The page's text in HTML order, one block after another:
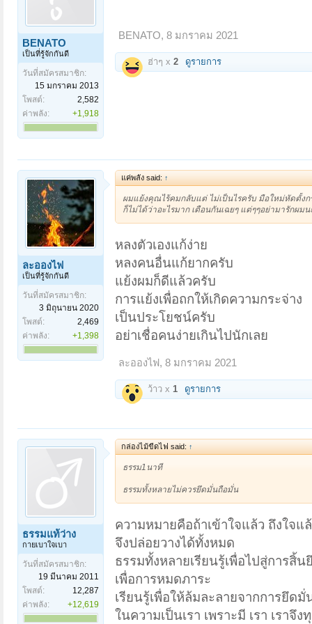
BENATO
เป็นที่รู้จักกันดี
วันที่สมัครสมาชิก:
15 มกราคม 2013
โพสต์:
2,582
ค่าพลัง:
+1,918
BENATO, 8 มกราคม 2021
ฮ่าๆ x 2 ดูรายการ
ละอองไฟ
เป็นที่รู้จักกันดี
วันที่สมัครสมาชิก:
3 มิถุนายน 2020
โพสต์:
2,469
ค่าพลัง:
+1,398
แค่พลัง said: ↑
ผมแย้งคุณไร้คมกลับแต่ ไม่เป็นไรครับ มือใหม่หัดตั้งก
ก็ไม่ได้ว่าอะไรมาก เตือนกันเฉยๆ แต่ๆๆอย่ามารักผมน
หลงตัวเองแก้ง่าย
หลงคนอื่นแก้ยากครับ
แย้งผมก็ดีแล้วครับ
การแย้งเพื่อถกให้เกิดความกระจ่าง
เป็นประโยชน์ครับ
อย่าเชื่อคนง่ายเกินไปนักเลย
ละอองไฟ, 8 มกราคม 2021
ว้าว x 1 ดูรายการ
ธรรมแท้ว่าง
กายเบาใจเบา
วันที่สมัครสมาชิก:
19 มีนาคม 2011
โพสต์:
12,287
ค่าพลัง:
+12,619
กล่องไม้ขีดไฟ said: ↑
ธรรม1นาที
ธรรมทั้งหลายไม่ควรยึดมั่นถือมั่น
ความหมายคือถ้าเข้าใจแล้ว ถึงใจแ
จึงปล่อยวางได้ทั้งหมด
ธรรมทั้งหลายเรียนรู้เพื่อไปสู่การสิ้น
เพื่อการหมดภาระ
เรียนรู้เพื่อให้ล้มละลายจากการยึดมั่
ในความเป็นเรา เพราะมี เรา เราจึง